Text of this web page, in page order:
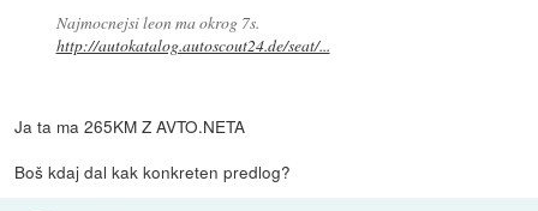
Najmocnejsi leon ma okrog 7s.
http://autokatalog.autoscout24.de/seat/...
Ja ta ma 265KM Z AVTO.NETA
Boš kdaj dal kak konkreten predlog?